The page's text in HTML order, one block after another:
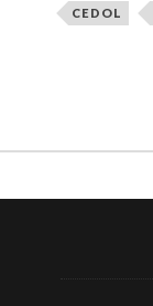
CEDOL